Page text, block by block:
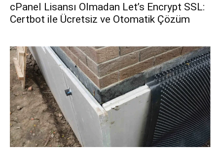
cPanel Lisansı Olmadan Let’s Encrypt SSL:
Certbot ile Ücretsiz ve Otomatik Çözüm